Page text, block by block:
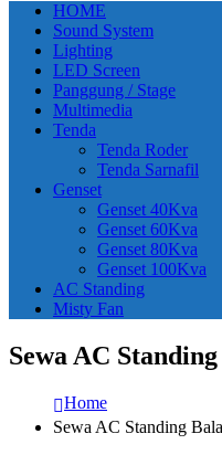
HOME
Sound System
Lighting
LED Screen
Panggung / Stage
Multimedia
Tenda
Tenda Roder
Tenda Sarnafil
Genset
Genset 40Kva
Genset 60Kva
Genset 80Kva
Genset 100Kva
AC Standing
Misty Fan
Sewa AC
Home
Sewa AC Standing